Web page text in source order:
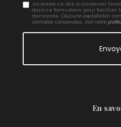
J'autorise ce site à conserver
dans ce formulaire pour faciliter
demande. (Aucune exploitation
données conservées. Voir notre
En